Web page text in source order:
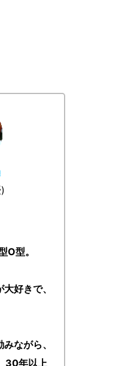
O型。
好きで、
ながら、
30年以上